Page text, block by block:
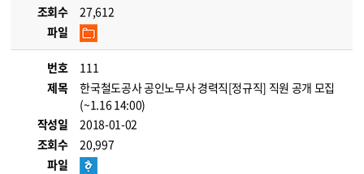
조회수
27,612
파일
번호
111
제목
한국철도공사 공인노무사 경력직[정규직] 직원 공개 모집
(~1.16 14:00)
작성일
2018-01-02
조회수
20,997
파일